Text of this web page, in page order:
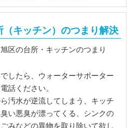
キッチン）のつまり解決
したら、ウォーターサポーター
話ください。
汚水が逆流してしまう、キッチ
い悪臭が漂ってくる、シンクの
みなどの異物を取り除いて欲し